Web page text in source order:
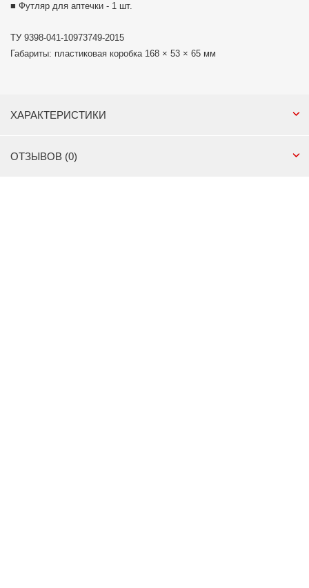
■ Футляр для аптечки - 1 шт.
ТУ 9398-041-10973749-2015
Габариты: пластиковая коробка 168 × 53 × 65 мм
ХАРАКТЕРИСТИКИ
ОТЗЫВОВ (0)